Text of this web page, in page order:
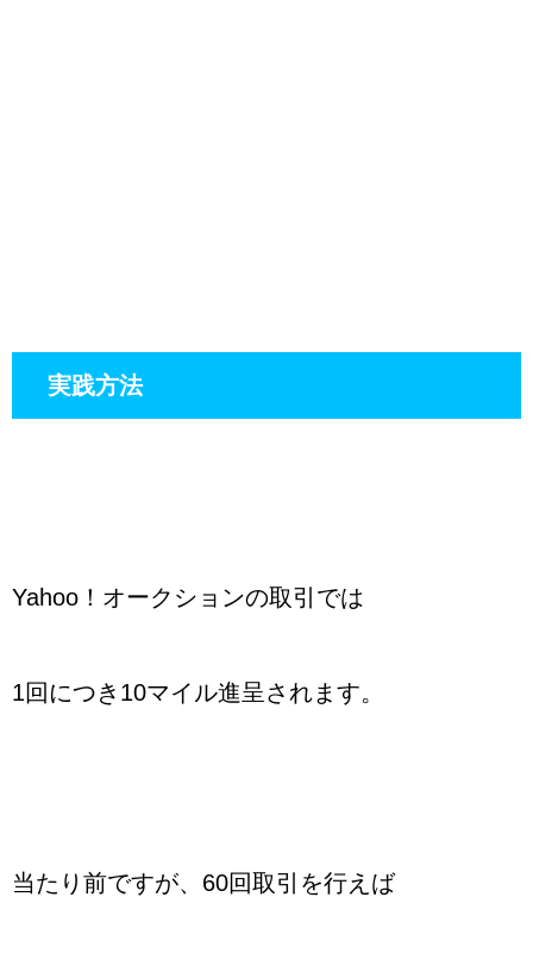
実践方法
Yahoo！オークションの取引では
1回につき10マイル進呈されます。
当たり前ですが、60回取引を行えば